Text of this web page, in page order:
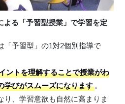
よる「予習型授業」で学習を定
「予習型」の1対2個別指導で
ントを理解することで授業がわ
学びがスムーズになります。
り、学習意欲も自然に高まりま